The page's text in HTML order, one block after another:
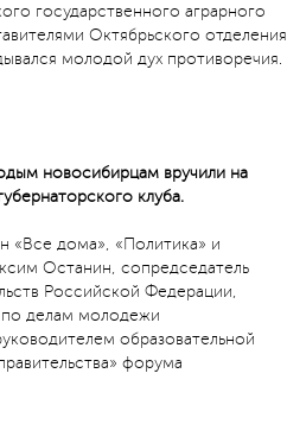
государственного аграрного
Октябрьского отделения
молодой дух противоречия.
новосибирцам вручили на
клуба.
«Все дома», «Политика» и
Останин, сопредседатель
Российской Федерации,
по делам молодежи
образовательной
форума